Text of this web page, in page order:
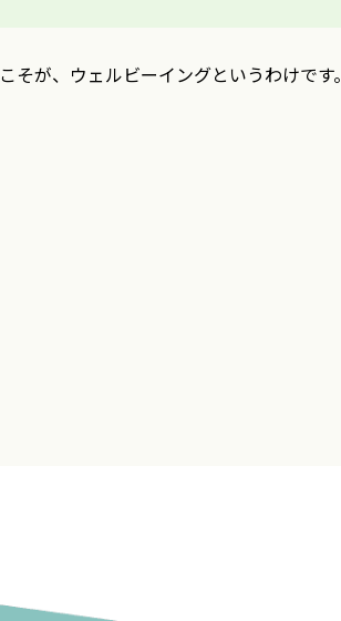
こそが、ウェルビーイングというわけです。